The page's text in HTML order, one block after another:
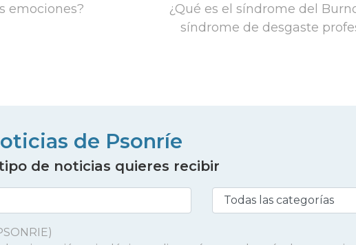
emociones?
¿Qué es el síndrome del
síndrome de desgaste
de Psonríe
de noticias quieres recibir